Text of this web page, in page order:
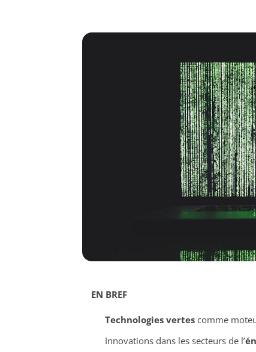
EN BREF
Technologies vertescomme
Innovations dans les secteurs de l’